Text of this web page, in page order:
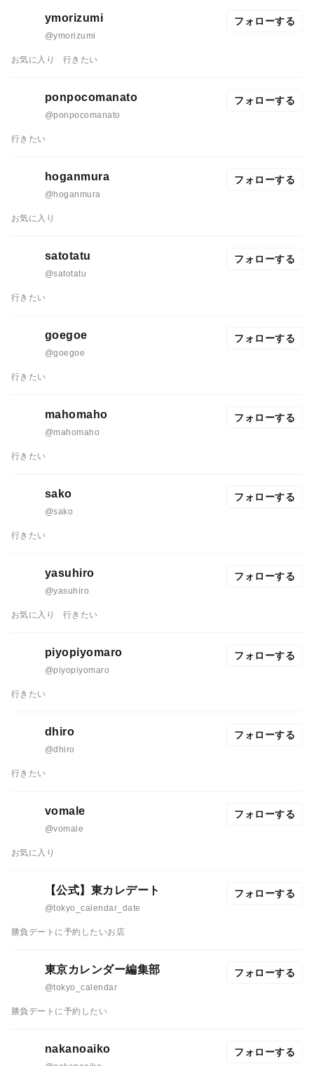
ymorizumi
@ymorizumi
フォローする
お気に入り 行きたい
ponpocomanato
@ponpocomanato
フォローする
行きたい
hoganmura
@hoganmura
フォローする
お気に入り
satotatu
@satotatu
フォローする
行きたい
goegoe
@goegoe
フォローする
行きたい
mahomaho
@mahomaho
フォローする
行きたい
sako
@sako
フォローする
行きたい
yasuhiro
@yasuhiro
フォローする
お気に入り 行きたい
piyopiyomaro
@piyopiyomaro
フォローする
行きたい
dhiro
@dhiro
フォローする
行きたい
vomale
@vomale
フォローする
お気に入り
【公式】東カレデート
@tokyo_calendar_date
フォローする
勝負デートに予約したいお店
東京カレンダー編集部
@tokyo_calendar
フォローする
勝負デートに予約したい
nakanoaiko フォローする